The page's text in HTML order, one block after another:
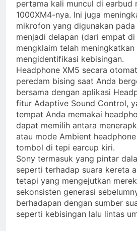
pertama kali muncul di earbud
1000XM4-nya. Ini juga
mikrofon yang digunakan pada
menjadi delapan (dari empat di
mengklaim telah
mengidentifikasi kebisingan.
Headphone XM5 secara
peredam bising saat Anda
bersama dengan aplikasi
fitur Adaptive Sound Control,
tempat Anda memakai
dapat memilih antara
atau mode Ambient
tombol di tepi earcup kiri.
Sony termasuk yang pintar
seperti terhadap suara kereta
tetapi yang mengejutkan
sekonsisten generasi
berhadapan dengan sumber
seperti kebisingan lalu lintas